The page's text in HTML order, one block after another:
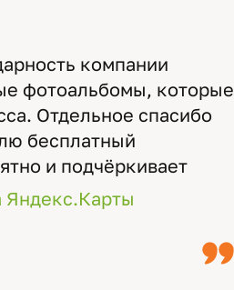
компании
фотоальбомы, которые
Отдельное спасибо
бесплатный
и подчёркивает
альбомов на высшем
дизайн….
Яндекс.Карты